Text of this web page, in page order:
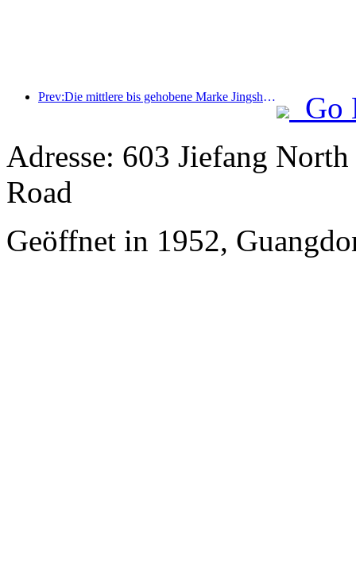
Prev:Die mittlere bis gehobene Marke Jingsheng Hotel sticht offiziell in See und eröffnet ein neues Modell der Integration von E-Sport, Kultur und Tourismus
Go
Adresse: 603 Jiefang
Road
Geöffnet in 1952,